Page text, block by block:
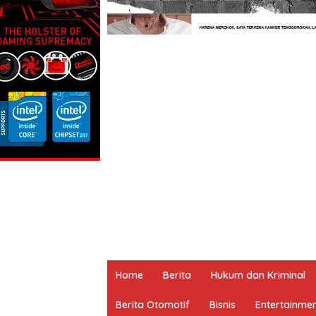
Home Berita Hukum dan Kriminal
Berita Otomotif Bisnis